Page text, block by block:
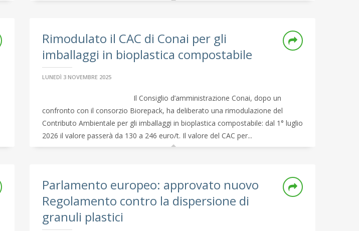
Rimodulato il CAC di Conai per gli
imballaggi in bioplastica compostabile
LUNEDÌ 3 NOVEMBRE 2025
Il Consiglio d’amministrazione Conai, dopo un
confronto con il consorzio Biorepack, ha deliberato una rimodulazione del
Contributo Ambientale per gli imballaggi in bioplastica compostabile: dal 1° luglio
2026 il valore passerà da 130 a 246 euro/t. Il valore del CAC per...
Parlamento europeo: approvato nuovo
Regolamento contro la dispersione di
granuli plastici